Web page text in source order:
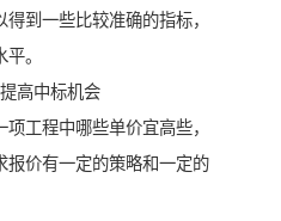
到一些比较准确的指标，
。
高中标机会
工程中哪些单价宜高些，
报价有一定的策略和一定的